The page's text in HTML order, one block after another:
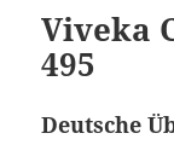
Viveka
495
Deutsche